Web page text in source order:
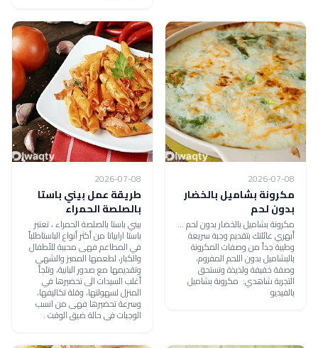
2026-07-08
مكرونة بشاميل بالخضار
بدون لحم
مكرونة بشاميل بالخضار بدون لحم ...
أبهري عائلتك بتقديم وجبة سريعة
وطيبة جداً من وصفات المكرونة
بالبشاميل بدون اللحم المفروم،
وصفة خفيفة ولذيذة وتستحق
التجربة شاهدي: مكرونة بشاميل
بالفيديو
2026-07-08
طريقة عمل بيني باستا
بالصلصة الحمراء
بيني باستا بالصلصة الحمراء ، تعتبر
باستا ارابياتا من أكثر أنواع الباستاطلباً
في المطاعم فهى محببة للأطفال
والكبار، لطعمها المميز والشهى
وتقديمها مع صدور البانية، وتلجأ
أغلب السيدات الى تحضيرها في
المنزل لسهولتها، وقلة تكاليفها،
وسرعة تحضيرها فهى من انسب
الوجبات فى حالة ضيق الوقت .